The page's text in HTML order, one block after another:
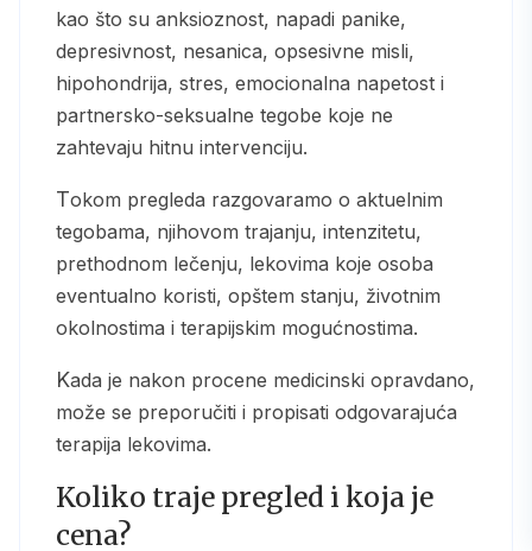
kao što su anksioznost, napadi panike,
depresivnost, nesanica, opsesivne misli,
hipohondrija, stres, emocionalna napetost i
partnersko-seksualne tegobe koje ne
zahtevaju hitnu intervenciju.
Tokom pregleda razgovaramo o aktuelnim
tegobama, njihovom trajanju, intenzitetu,
prethodnom lečenju, lekovima koje osoba
eventualno koristi, opštem stanju, životnim
okolnostima i terapijskim mogućnostima.
Kada je nakon procene medicinski opravdano,
može se preporučiti i propisati odgovarajuća
terapija lekovima.
Koliko traje pregled i koja je
cena?